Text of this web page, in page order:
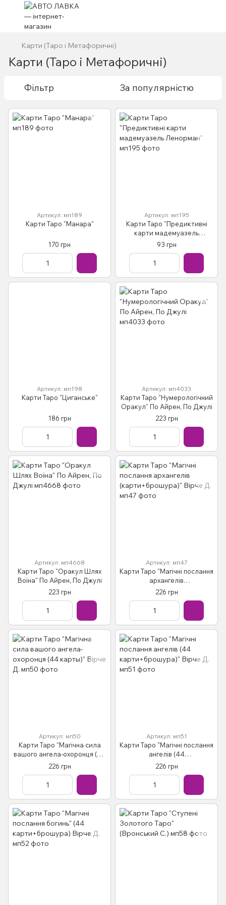
Карти (Таро і Метафоричні)
Карти (Таро і Метафоричні)
Фільтр За популярністю
Артикул: мп189
Карти Таро "Манара"
170 грн
Артикул: мп195
Карти Таро "Предиктивні
карти мадемуазель
Ленорман"
93 грн
Артикул: мп198
Карти Таро "Циганське"
186 грн
Артикул: мп4033
Карти Таро "Нумерологічний
Оракул" По Айрен, По Джулі
223 грн
Артикул: мп4668
Карти Таро "Оракул Шлях
Воїна" По Айрен, По Джулі
223 грн
Артикул: мп47
Карти Таро "Магічні послання
архангелів
(карти+брошура)" Вірче Д.
226 грн
Артикул: мп50
Карти Таро "Магічна сила
вашого ангела-охоронця (44
карты)" Вірче Д.
226 грн
Артикул: мп51
Карти Таро "Магічні послання
ангелів (44
карти+брошура)" Вірче Д.
226 грн